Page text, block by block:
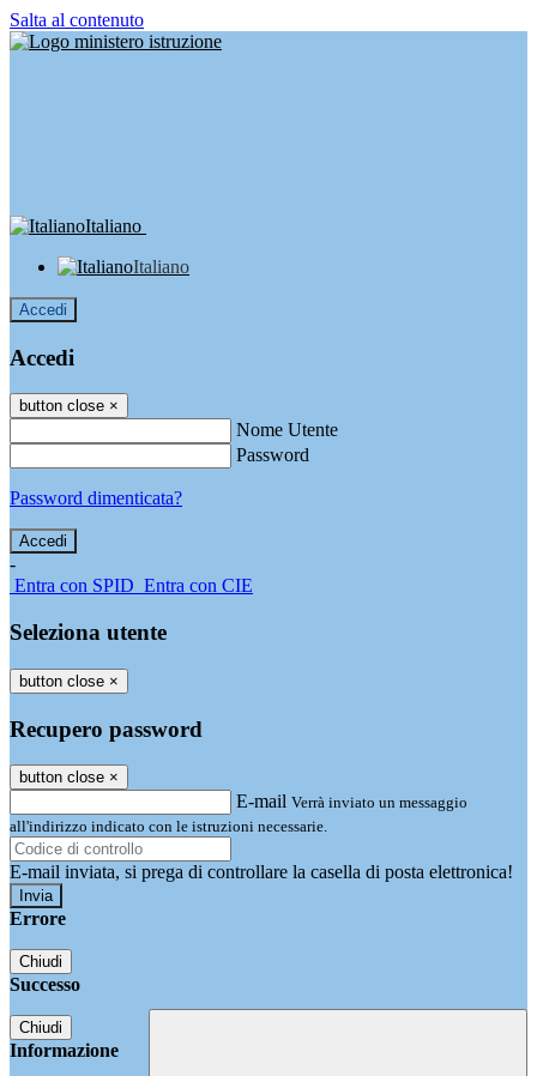
Salta al contenuto
Italiano
Italiano
Accedi
Accedi
button close ×
Nome Utente
Password
Password dimenticata?
-
Entra con SPID Entra con CIE
Seleziona utente
button close ×
Recupero password
button close ×
E-mail Verrà inviato un messaggio
all'indirizzo indicato con le istruzioni necessarie.
E-mail inviata, si prega di controllare la casella di posta elettronica!
Errore
Chiudi
Successo
Chiudi
Informazione